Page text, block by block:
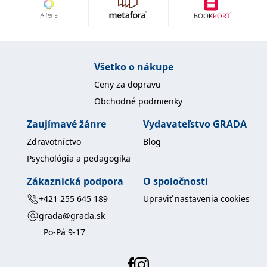
Všetko o nákupe
Ceny za dopravu
Obchodné podmienky
Zaujímavé žánre
Zdravotníctvo
Psychológia a pedagogika
Vydavateľstvo GRADA
Blog
Zákaznická podpora
+421 255 645 189
grada@grada.sk
Po-Pá 9-17
O spoločnosti
Upraviť nastavenia cookies
2 měsíce
Tento soubor cookie
poskytuje jednoznačně
odeslána k analýze a